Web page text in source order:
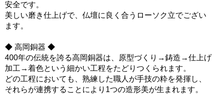
安全です。
美しい磨き仕上げで、仏壇に良く合うローソク立でござい
ます。
◆ 高岡銅器 ◆
400年の伝統を誇る高岡銅器は、原型づくり→鋳造→仕上げ
加工→着色という細かい工程をたどりつくられます。
どの工程においても、熟練した職人が手技の粋を発揮し、
それらが連携することにより1つの造形美が生まれます。